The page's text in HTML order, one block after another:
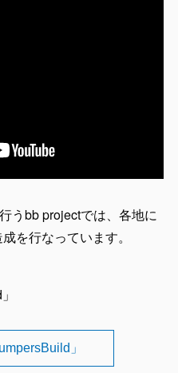
うbb projectでは、各地に
を行なっています。
」